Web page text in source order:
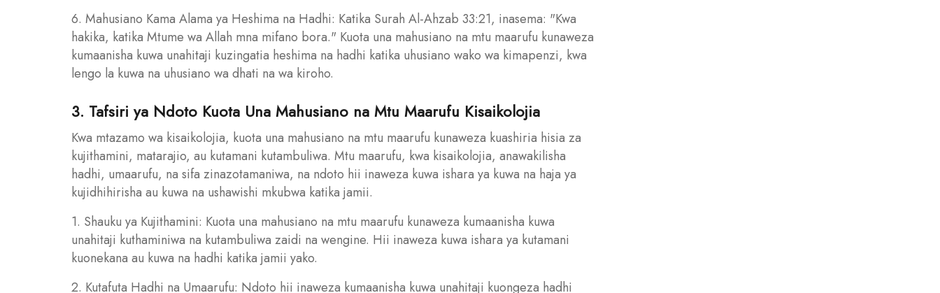
6. Mahusiano Kama Alama ya Heshima na Hadhi: Katika Surah Al-Ahzab 33:21, inasema: "Kwa
hakika, katika Mtume wa Allah mna mifano bora." Kuota una mahusiano na mtu maarufu kunaweza
kumaanisha kuwa unahitaji kuzingatia heshima na hadhi katika uhusiano wako wa kimapenzi, kwa
lengo la kuwa na uhusiano wa dhati na wa kiroho.
3. Tafsiri ya Ndoto Kuota Una Mahusiano na Mtu Maarufu Kisaikolojia
Kwa mtazamo wa kisaikolojia, kuota una mahusiano na mtu maarufu kunaweza kuashiria hisia za
kujithamini, matarajio, au kutamani kutambuliwa. Mtu maarufu, kwa kisaikolojia, anawakilisha
hadhi, umaarufu, na sifa zinazotamaniwa, na ndoto hii inaweza kuwa ishara ya kuwa na haja ya
kujidhihirisha au kuwa na ushawishi mkubwa katika jamii.
1. Shauku ya Kujithamini: Kuota una mahusiano na mtu maarufu kunaweza kumaanisha kuwa
unahitaji kuthaminiwa na kutambuliwa zaidi na wengine. Hii inaweza kuwa ishara ya kutamani
kuonekana au kuwa na hadhi katika jamii yako.
2. Kutafuta Hadhi na Umaarufu: Ndoto hii inaweza kumaanisha kuwa unahitaji kuongeza hadhi